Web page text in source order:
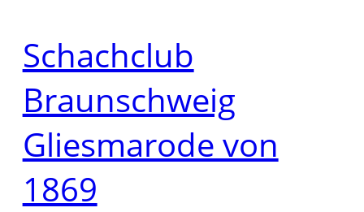
Zum
Inhalt
springen
Schachclub
Braunschweig
Gliesmarode von
1869